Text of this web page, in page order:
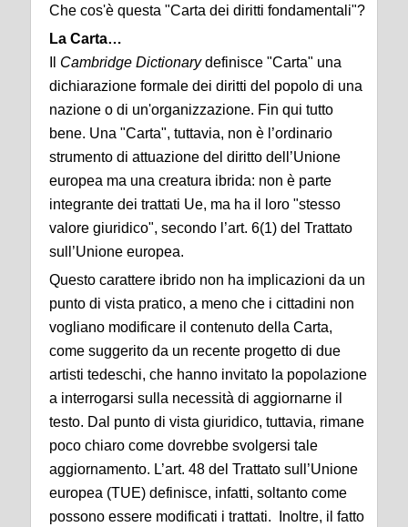
Che cos'è questa "Carta dei diritti fondamentali"?
La Carta…
Cambridge Dictionarydefinisce "Carta" una
dichiarazione formale dei diritti del popolo di una
nazione o di un'organizzazione. Fin qui tutto
bene. Una "Carta", tuttavia, non è l’ordinario
strumento di attuazione del diritto dell’Unione
europea ma una creatura ibrida: non è parte
integrante dei trattati Ue, ma ha il loro "stesso
valore giuridico", secondo l’art. 6(1) del Trattato
sull’Unione europea.
Questo carattere ibrido non ha implicazioni da un
punto di vista pratico, a meno che i cittadini non
vogliano modificare il contenuto della Carta,
come suggerito da un recente progetto di due
artisti tedeschi, che hanno invitato la popolazione
a interrogarsi sulla necessità di aggiornarne il
testo. Dal punto di vista giuridico, tuttavia, rimane
poco chiaro come dovrebbe svolgersi tale
aggiornamento. L’art. 48 del Trattato sull’Unione
europea (TUE) definisce, infatti, soltanto come
possono essere modificati i trattati. Inoltre, il fatto